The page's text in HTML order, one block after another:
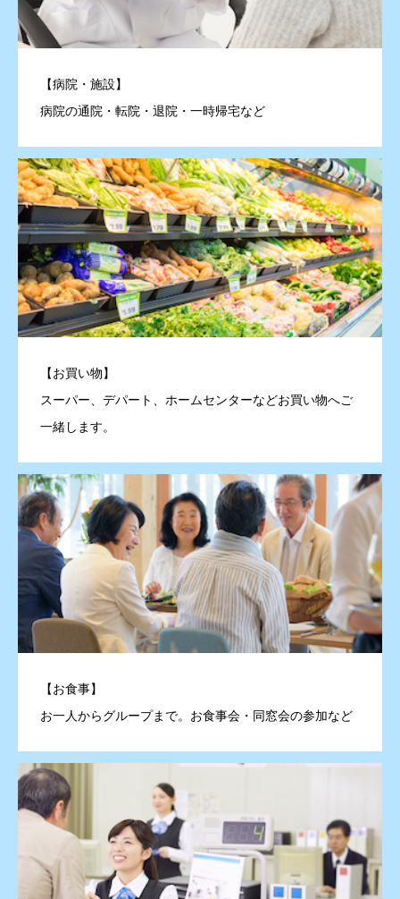
【病院・施設】
病院の通院・転院・退院・一時帰宅など
【お買い物】
スーパー、デパート、ホームセンターなどお買い物へご
一緒します。
【お食事】
お一人からグループまで。お食事会・同窓会の参加など